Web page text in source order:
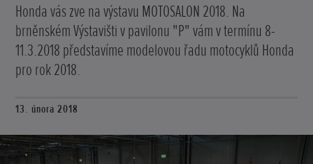
Honda vás zve na výstavu MOTOSALON 2018. Na
brněnském Výstavišti v pavilonu "P" vám v termínu 8-
11.3.2018 představíme modelovou řadu motocyklů Honda
pro rok 2018.
13. února 2018